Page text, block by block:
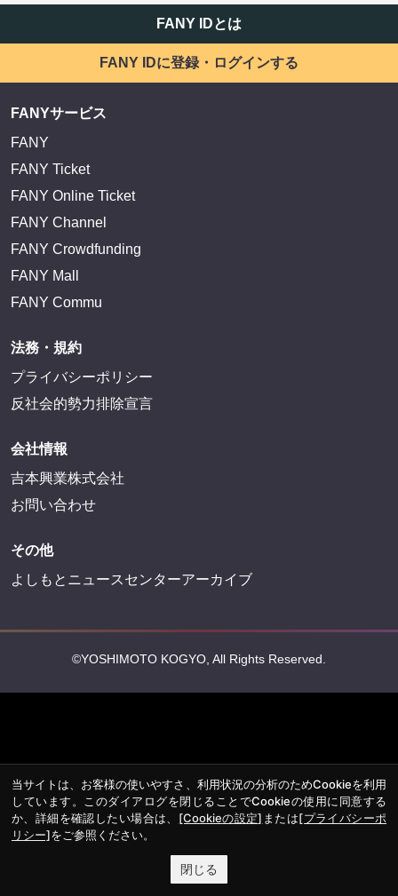
FANY IDとは
FANY IDに登録・ログインする
FANYサービス
FANY
FANY Ticket
FANY Online Ticket
FANY Channel
FANY Crowdfunding
FANY Mall
FANY Commu
法務・規約
プライバシーポリシー
反社会的勢力排除宣言
会社情報
吉本興業株式会社
お問い合わせ
その他
よしもとニュースセンターアーカイブ
©YOSHIMOTO KOGYO, All Rights Reserved.
当サイトは、お客様の使いやすさ、利用状況の分析のためCookieを利用
しています。このダイアログを閉じることでCookieの使用に同意する
か、詳細を確認したい場合は、 [Cookieの設定] または[プライバシーポ
リシー]をご参照ください。
閉じる